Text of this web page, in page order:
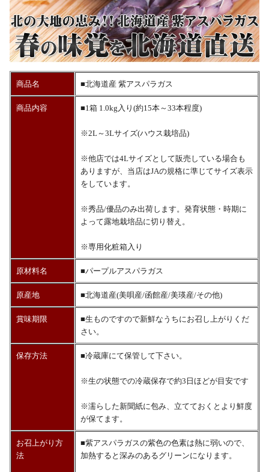
商品名 ■北海道産 紫アスパラガス
商品内容 ■1箱 1.0kg入り(約15本～33本程度)
※2L～3Lサイズ(ハウス栽培品)
※他店では4Lサイズとして販売している場合も
ありますが、当店はJAの規格に準じてサイズ表示
をしています。
※秀品/優品のみ出荷します。発育状態・時期に
よって露地栽培品に切り替え。
※専用化粧箱入り
原材料名 ■パープルアスパラガス
原産地 ■北海道産(美唄産/函館産/美瑛産/その他)
賞味期限
■生ものですので新鮮なうちにお召し上がりくだ
さい。
保存方法 ■冷蔵庫にて保管して下さい。
※生の状態での冷蔵保存で約3日ほどが目安です
※濡らした新聞紙に包み、立てておくとより鮮度
が保てます。
お召上がり方
法
■紫アスパラガスの紫色の色素は熱に弱いので、
加熱すると深みのあるグリーンになります。